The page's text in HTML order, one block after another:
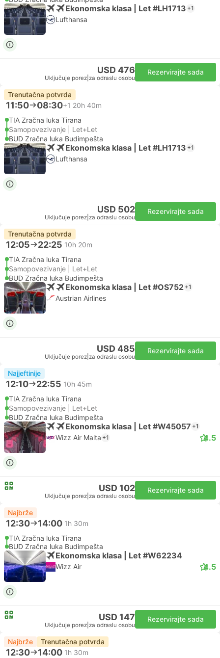
Ekonomska klasa | Let #LH1713 +1
Lufthansa
USD 476
Uključuje porez za odraslu osobu
Rezervirajte sada
Trenutačna potvrda
11:50 08:30+1 20h 40m
TIA Zračna luka Tirana
Samopovezivanje | Let+Let
BUD Zračna luka Budimpešta
Ekonomska klasa | Let #LH1713 +1
Lufthansa
USD 502
Uključuje porez za odraslu osobu
Rezervirajte sada
Trenutačna potvrda
12:05 22:25 10h 20m
TIA Zračna luka Tirana
Samopovezivanje | Let+Let
BUD Zračna luka Budimpešta
Ekonomska klasa | Let #OS752 +1
Austrian Airlines
USD 485
Uključuje porez za odraslu osobu
Rezervirajte sada
Najjeftinije
12:10 22:55 10h 45m
TIA Zračna luka Tirana
Samopovezivanje | Let+Let
BUD Zračna luka Budimpešta
Ekonomska klasa | Let #W45057 +1
Wizz Air Malta +1 4.5
USD 102
Uključuje porez za odraslu osobu
Rezervirajte sada
Najbrže
12:30 14:00 1h 30m
TIA Zračna luka Tirana
BUD Zračna luka Budimpešta
Ekonomska klasa | Let #W62234
Wizz Air 4.5
USD 147
Uključuje porez za odraslu osobu
Rezervirajte sada
Najbrže Trenutačna potvrda
12:30 14:00 1h 30m